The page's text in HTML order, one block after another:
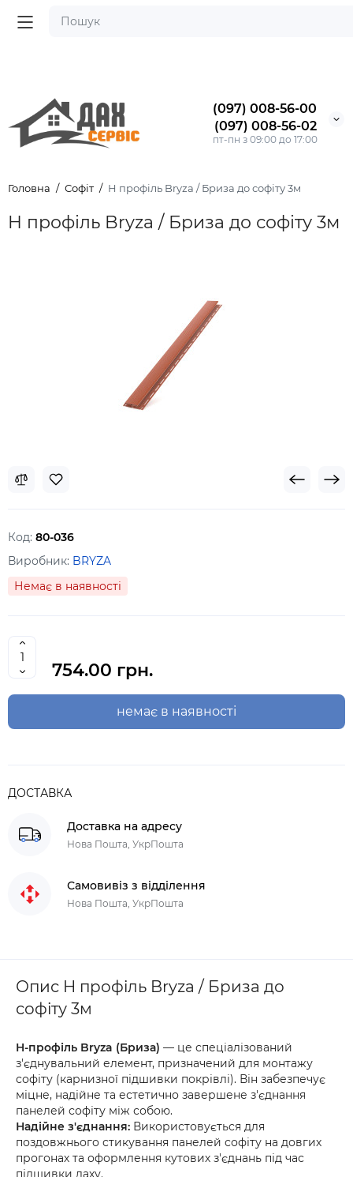
(097) 008-56-00
(097) 008-56-02
пт-пн з 09:00 до 17:00
Головна Софіт H профіль Bryza / Бриза до софіту 3м
H профіль Bryza / Бриза до софіту 3м
Код: 80-036
Виробник: BRYZA
Немає в наявності
754.00 грн.
немає в наявності
ДОСТАВКА
Доставка на адресу
Нова Пошта, УкрПошта
Самовивіз з відділення
Нова Пошта, УкрПошта
Опис H профіль Bryza / Бриза до
софіту 3м
H-профіль Bryza (Бриза) — це спеціалізований
з'єднувальний елемент, призначений для монтажу
софіту (карнизної підшивки покрівлі). Він забезпечує
міцне, надійне та естетично завершене з'єднання
панелей софіту між собою.
Надійне з'єднання: Використовується для
поздовжнього стикування панелей софіту на довгих
прогонах та оформлення кутових з'єднань під час
підшивки даху.